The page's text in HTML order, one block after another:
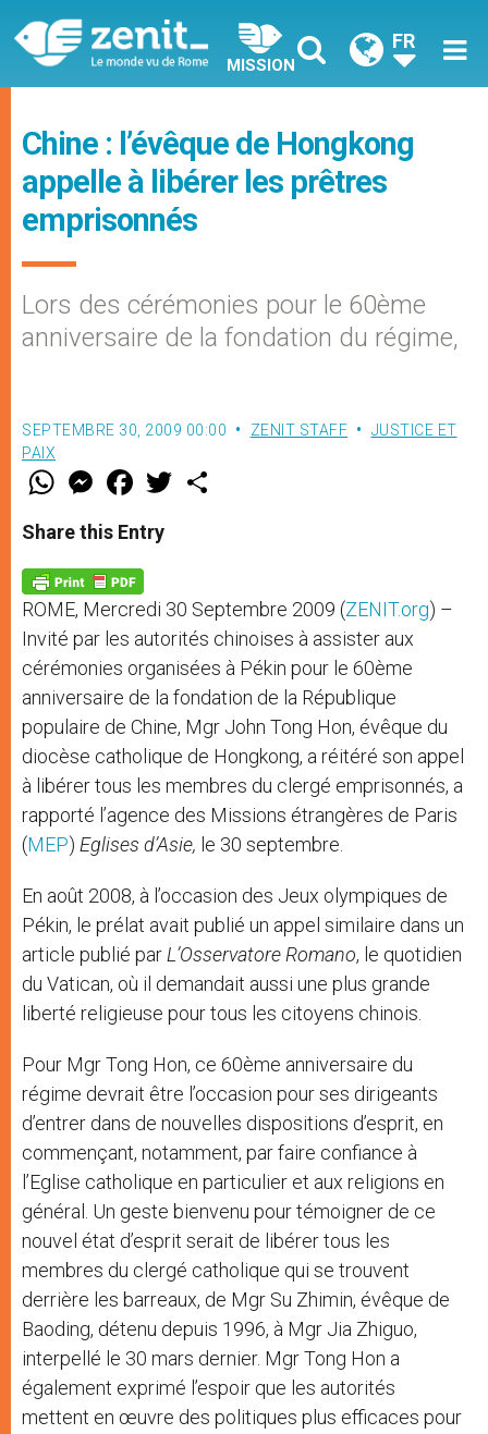
MISSION
FR
Chine : l’évêque de Hongkong
appelle à libérer les prêtres
emprisonnés
Lors des cérémonies pour le 60ème
anniversaire de la fondation du régime,
SEPTEMBRE 30, 2009 00:00 ZENIT STAFF
JUSTICE ET
PAIX
W
t
s
p
p
M
e
s
e
g
e
r
F
a
e
b
o
k
w
Share this Entry
ROME, Mercredi 30 Septembre 2009 (ZENIT.org) –
Invité par les autorités chinoises à assister aux
cérémonies organisées à Pékin pour le 60ème
anniversaire de la fondation de la République
populaire de Chine, Mgr John Tong Hon, évêque du
diocèse catholique de Hongkong, a réitéré son appel
à libérer tous les membres du clergé emprisonnés, a
rapporté l’agence des Missions étrangères de Paris
(MEP) Eglises d’Asie, le 30 septembre.
En août 2008, à l’occasion des Jeux olympiques de
Pékin, le prélat avait publié un appel similaire dans un
article publié par L’Osservatore Romano, le quotidien
du Vatican, où il demandait aussi une plus grande
liberté religieuse pour tous les citoyens chinois.
Pour Mgr Tong Hon, ce 60ème anniversaire du
régime devrait être l’occasion pour ses dirigeants
d’entrer dans de nouvelles dispositions d’esprit, en
commençant, notamment, par faire confiance à
l’Eglise catholique en particulier et aux religions en
général. Un geste bienvenu pour témoigner de ce
nouvel état d’esprit serait de libérer tous les
membres du clergé catholique qui se trouvent
derrière les barreaux, de Mgr Su Zhimin, évêque de
Baoding, détenu depuis 1996, à Mgr Jia Zhiguo,
interpellé le 30 mars dernier. Mgr Tong Hon a
également exprimé l’espoir que les autorités
mettent en œuvre des politiques plus efficaces pour